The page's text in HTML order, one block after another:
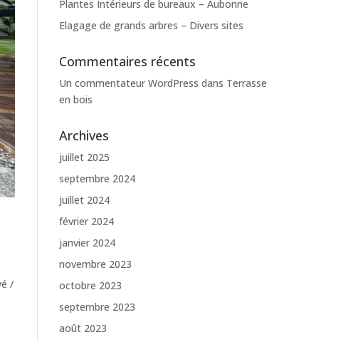
/
Plantes Intérieurs de bureaux – Aubonne
Elagage de grands arbres – Divers sites
Commentaires récents
Un commentateur WordPress dans Terrasse
en bois
Archives
juillet 2025
septembre 2024
juillet 2024
février 2024
janvier 2024
novembre 2023
octobre 2023
septembre 2023
août 2023